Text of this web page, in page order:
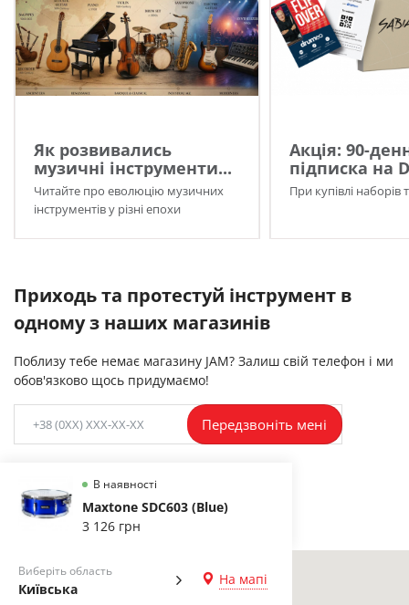
Як розвивались
музичні інструменти...
Читайте про еволюцію музичних
інструментів у різні епохи
Акція: 90-
підписка на
При купівлі наборів
Приходь та протестуй інструмент в
одному з наших магазинів
Поблизу тебе немає магазину JAM? Залиш свій телефон і ми
обов'язково щось придумаємо!
В наявності
Maxtone SDC603 (Blue)
3 126 грн
Виберіть область
Київська
На мапі
Передзвоніть мені